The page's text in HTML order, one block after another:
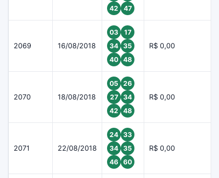
42
47
2069 16/08/2018
03
17
34
35
40
48
R$ 0,00
2070 18/08/2018
05
26
27
34
42
48
R$ 0,00
2071 22/08/2018
24
33
34
35
46
60
R$ 0,00